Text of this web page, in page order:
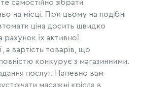
самостійно зібрати
на місці. При цьому на подібні
ціна досить швидко
рахунок їх активної
а вартість товарів, що
конкурує з магазинними.
послуг. Напевно вам
масажні крісла в